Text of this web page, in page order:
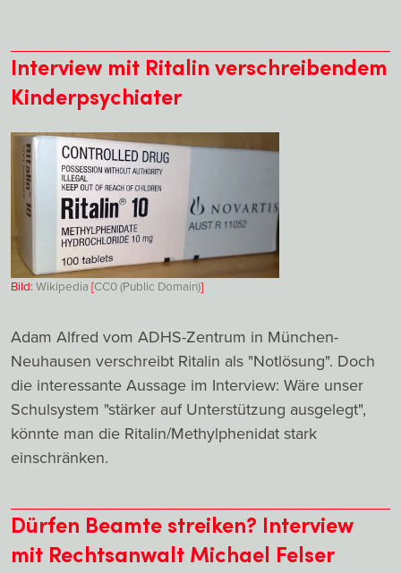
Interview mit Ritalin verschreibendem
Kinderpsychiater
Bild:Wikipedia [CC0 (Public Domain)]
Adam Alfred vom ADHS-Zentrum in München-
Neuhausen verschreibt Ritalin als "Notlösung". Doch
die interessante Aussage im Interview: Wäre unser
Schulsystem "stärker auf Unterstützung ausgelegt",
könnte man die Ritalin/Methylphenidat stark
einschränken.
Dürfen Beamte streiken? Interview
mit Rechtsanwalt Michael Felser